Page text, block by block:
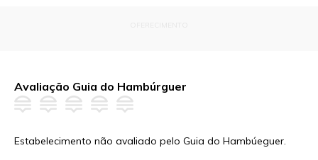
Avaliação Guia do Hambúrguer
Estabelecimento não avaliado pelo Guia do Hambúeguer.